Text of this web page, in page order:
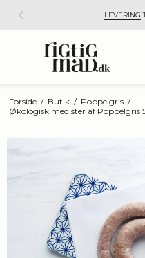
LEVERING
Forside / Butik / Poppelgris /
Økologisk medister af Poppelgris